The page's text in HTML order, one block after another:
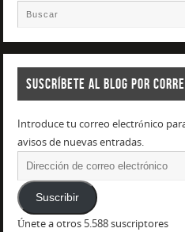
SUSCRÍBETE AL BLOG POR
Introduce tu correo electrónico
avisos de nuevas entradas.
Suscribir
Únete a otros 5.588 suscriptores